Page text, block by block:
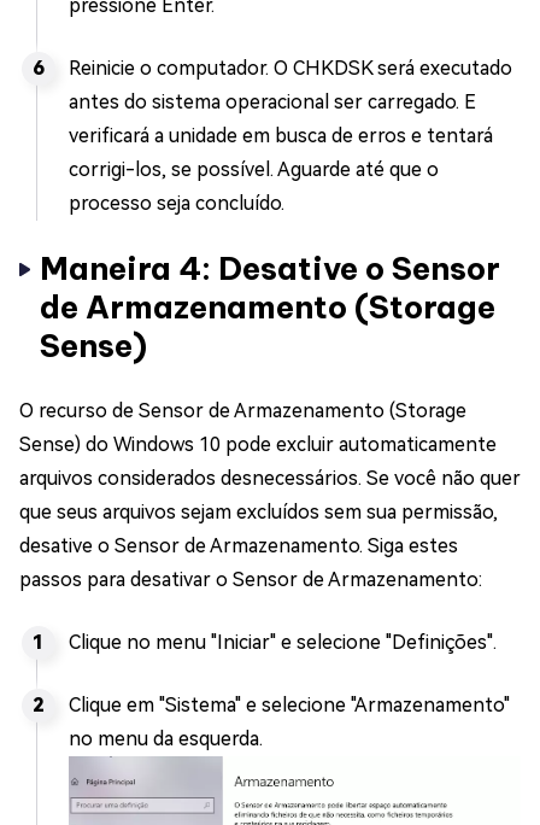
pressione Enter.
Reinicie o computador. O CHKDSK será executado
antes do sistema operacional ser carregado. E
verificará a unidade em busca de erros e tentará
corrigi-los, se possível. Aguarde até que o
processo seja concluído.
Maneira 4: Desative o Sensor
de Armazenamento (Storage
Sense)
O recurso de Sensor de Armazenamento (Storage
Sense) do Windows 10 pode excluir automaticamente
arquivos considerados desnecessários. Se você não quer
que seus arquivos sejam excluídos sem sua permissão,
desative o Sensor de Armazenamento. Siga estes
passos para desativar o Sensor de Armazenamento:
Clique no menu "Iniciar" e selecione "Definições".
Clique em "Sistema" e selecione "Armazenamento"
no menu da esquerda.